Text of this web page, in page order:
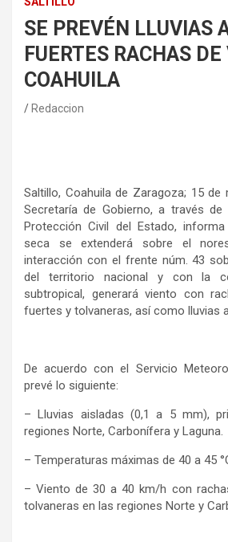
SE PREVÉN LLUVIAS
FUERTES RACHAS
COAHUILA
Redaccion
Saltillo, Coahuila de Zaragoza; 15
Secretaría de Gobierno, a través de
Protección Civil del Estado,
seca se extenderá sobre el
interacción con el frente núm. 43
del territorio nacional y con la
subtropical, generará viento con
fuertes y tolvaneras, así como lluvias
De acuerdo con el Servicio
prevé lo siguiente:
– Lluvias aisladas (0,1 a 5 mm),
regiones Norte, Carbonífera y Laguna.
– Temperaturas máximas de 40 a 45
– Viento de 30 a 40 km/h con
tolvaneras en las regiones Norte y